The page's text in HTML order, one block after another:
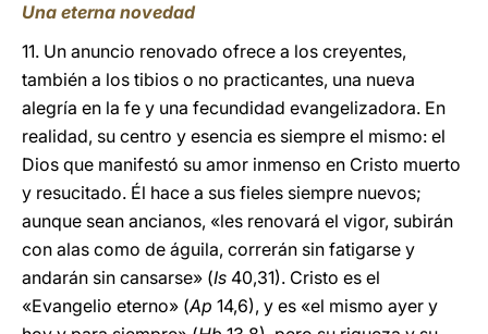
Una eterna novedad
11. Un anuncio renovado ofrece a los creyentes,
también a los tibios o no practicantes, una nueva
alegría en la fe y una fecundidad evangelizadora. En
realidad, su centro y esencia es siempre el mismo: el
Dios que manifestó su amor inmenso en Cristo muerto
y resucitado. Él hace a sus fieles siempre nuevos;
aunque sean ancianos, «les renovará el vigor, subirán
con alas como de águila, correrán sin fatigarse y
andarán sin cansarse» (Is 40,31). Cristo es el
«Evangelio eterno» (Ap 14,6), y es «el mismo ayer y